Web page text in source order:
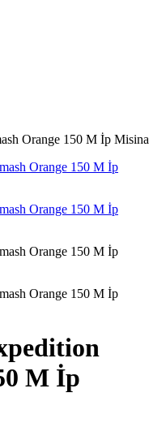
Orange 150 M İp Misina
M İp